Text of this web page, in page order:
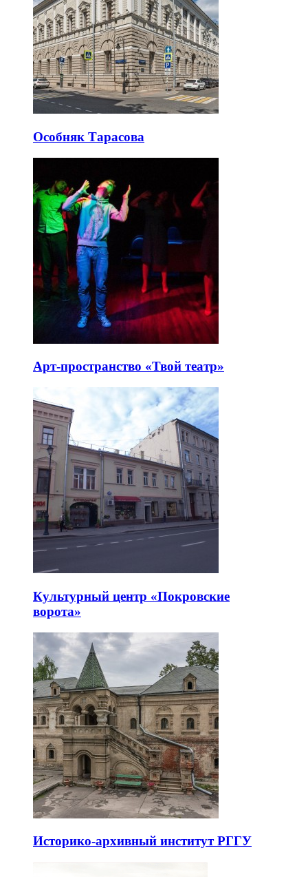
Особняк Тарасова
Арт-пространство «Твой театр»
Культурный центр «Покровские
ворота»
Историко-архивный институт РГГУ